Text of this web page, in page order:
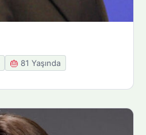
🎂 81 Yaşında